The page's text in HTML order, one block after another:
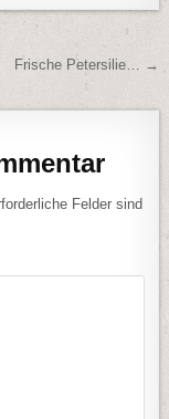
Frische Petersilie… →
Felder sind